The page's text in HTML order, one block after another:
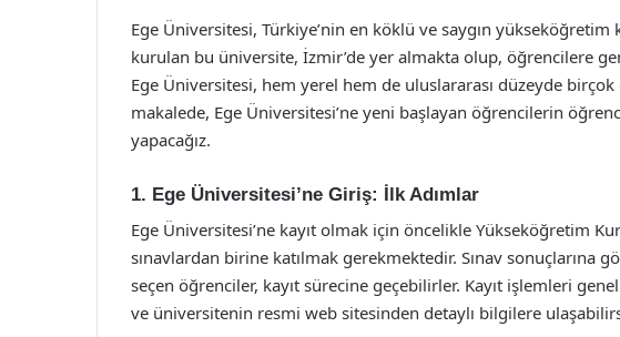
Ege Üniversitesi, Türkiye’nin en köklü ve saygın yükseköğretim
kurulan bu üniversite, İzmir’de yer almakta olup, öğrencilere
Ege Üniversitesi, hem yerel hem de uluslararası düzeyde
makalede, Ege Üniversitesi’ne yeni başlayan öğrencilerin
yapacağız.
1. Ege Üniversitesi’ne Giriş: İlk Adımlar
Ege Üniversitesi’ne kayıt olmak için öncelikle Yükseköğretim
sınavlardan birine katılmak gerekmektedir. Sınav sonuçlarına
seçen öğrenciler, kayıt sürecine geçebilirler. Kayıt işlemleri
ve üniversitenin resmi web sitesinden detaylı bilgilere